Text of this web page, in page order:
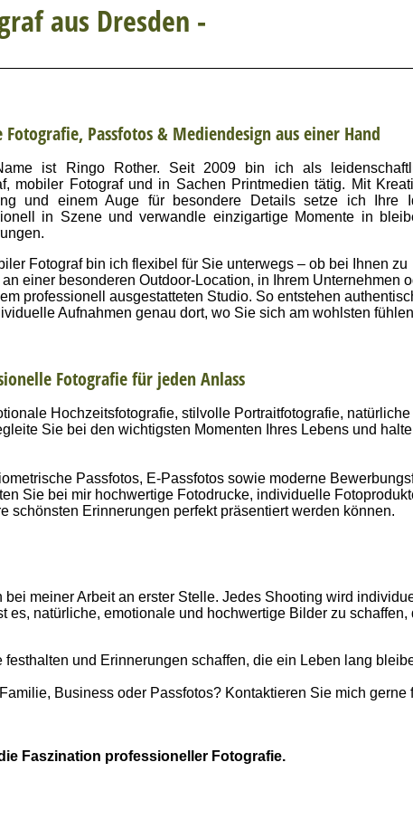
aus Dresden -
Passfotos & Mediendesign aus einer Hand
ist Ringo Rother. Seit 2009 bin ich als
mobiler Fotograf und in Sachen Printmedien tätig. Mit
und einem Auge für besondere Details setze ich Ihre
in Szene und verwandle einzigartige Momente in
Fotograf bin ich flexibel für Sie unterwegs – ob bei Ihnen zu
an einer besonderen Outdoor-Location, in Ihrem Unternehmen
professionell ausgestatteten Studio. So entstehen
Aufnahmen genau dort, wo Sie sich am wohlsten
Fotografie für jeden Anlass
Hochzeitsfotografie, stilvolle Portraitfotografie, natürliche
Sie bei den wichtigsten Momenten Ihres Lebens und halte
Passfotos, E-Passfotos sowie moderne
Sie bei mir hochwertige Fotodrucke, individuelle
schönsten Erinnerungen perfekt präsentiert werden können.
meiner Arbeit an erster Stelle. Jedes Shooting wird
es, natürliche, emotionale und hochwertige Bilder zu schaffen,
und Erinnerungen schaffen, die ein Leben lang
Business oder Passfotos? Kontaktieren Sie mich gerne
Faszination professioneller Fotografie.